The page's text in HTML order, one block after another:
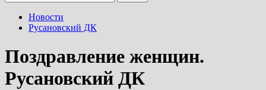
Новости
Русановский ДК
Поздравление женщин.
Русановский ДК